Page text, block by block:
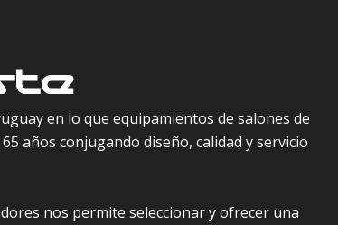
en lo que equipamientos de salones de
años conjugando diseño, calidad y servicio
nos permite seleccionar y ofrecer una